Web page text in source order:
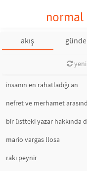
normal
akış
insanın en rahatladığı an
nefret ve merhamet
bir üstteki yazar hakkında
mario vargas llosa
rakı peynir